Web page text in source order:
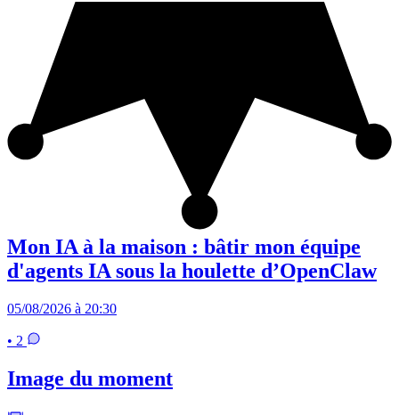
Mon IA à la maison : bâtir mon équipe
d'agents IA sous la houlette d’OpenClaw
05/08/2026 à 20:30
• 2
Image du moment